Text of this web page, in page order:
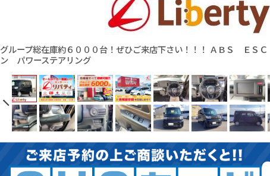
グループ総在庫約６０００台！ぜひご来店下さい！！！ ＡＢＳ Ｅ
ン パワーステアリング